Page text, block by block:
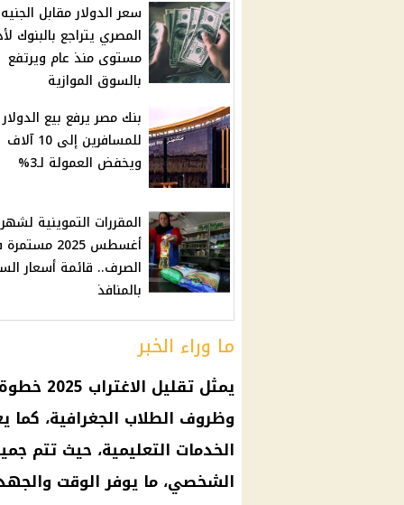
سعر الدولار مقابل الجنيه
المصري يتراجع بالبنوك
مستوى منذ عام ويرتفع
بالسوق الموازية
بنك مصر يرفع بيع الدولار
للمسافرين إلى 10 آلاف
ويخفض العمولة لـ3%
المقررات التموينية لشهر
أغسطس 2025
الصرف.. قائمة أسعار
بالمنافذ
ما وراء الخبر
يمثل تقليل الاغتراب 2025
وظروف الطلاب الجغرافية،
الخدمات التعليمية، حيث تتم
الشخصي، ما يوفر الوقت